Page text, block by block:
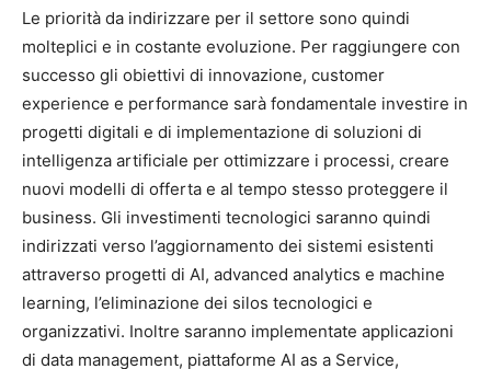
Le priorità da indirizzare per il settore sono quindi
molteplici e in costante evoluzione. Per raggiungere con
successo gli obiettivi di innovazione, customer
experience e performance sarà fondamentale investire in
progetti digitali e di implementazione di soluzioni di
intelligenza artificiale per ottimizzare i processi, creare
nuovi modelli di offerta e al tempo stesso proteggere il
business. Gli investimenti tecnologici saranno quindi
indirizzati verso l’aggiornamento dei sistemi esistenti
attraverso progetti di AI, advanced analytics e machine
learning, l’eliminazione dei silos tecnologici e
organizzativi. Inoltre saranno implementate applicazioni
di data management, piattaforme AI as a Service,